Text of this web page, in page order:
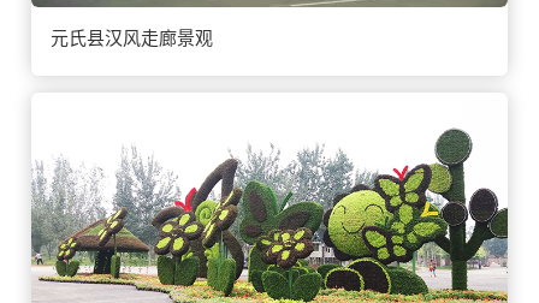
元氏县汉风走廊景观